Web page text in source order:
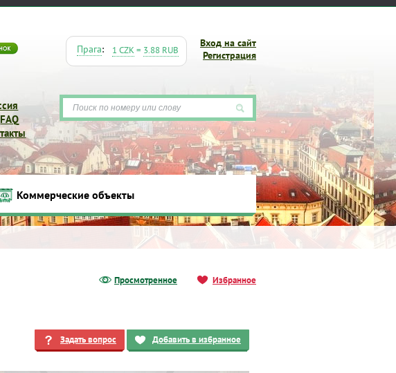
Вход на сайт
Регистрация
Прага: 1 CZK= 3.88 RUB
FAQ
Коммерческие объекты
Коммерческие объекты
Просмотренное Избранное
Задать вопрос Добавить в избранное